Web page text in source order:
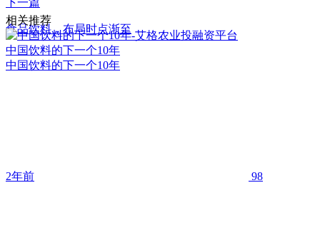
下一篇
食品饮料，布局时点渐至
相关推荐
中国饮料的下一个10年
中国饮料的下一个10年
2年前 98